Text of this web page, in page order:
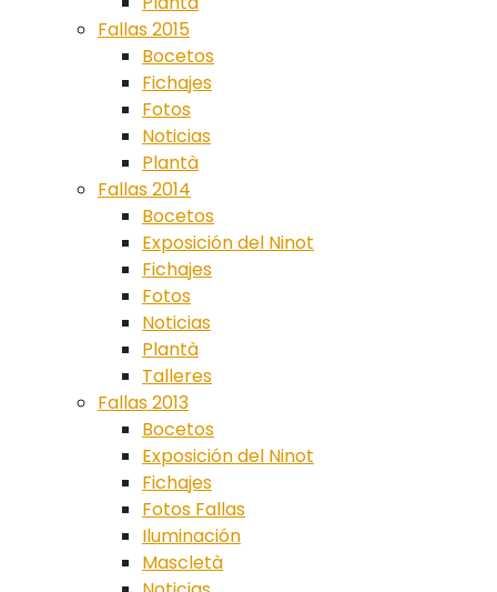
Fallas 2015
Bocetos
Fichajes
Fotos
Noticias
Plantà
Fallas 2014
Bocetos
Exposición del Ninot
Fichajes
Fotos
Noticias
Plantà
Talleres
Fallas 2013
Bocetos
Exposición del Ninot
Fichajes
Fotos Fallas
Iluminación
Mascletà